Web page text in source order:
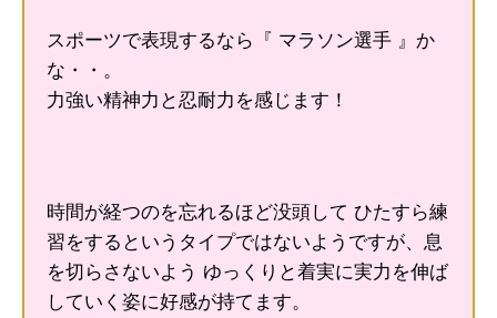
スポーツで表現するなら『 マラソン選手 』か
な・・。
力強い精神力と忍耐力を感じます！
時間が経つのを忘れるほど没頭して ひたすら練
習をするというタイプではないようですが、息
を切らさないよう ゆっくりと着実に実力を伸ば
していく姿に好感が持てます。